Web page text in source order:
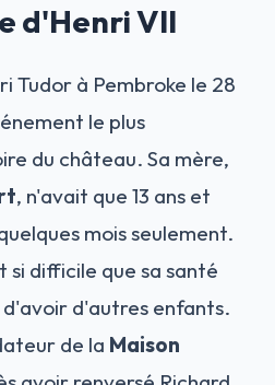
d'Henri VII
Tudor à Pembroke le 28
le plus
du château. Sa mère,
, n'avait que 13 ans et
mois seulement.
difficile que sa santé
d'autres enfants.
de la Maison